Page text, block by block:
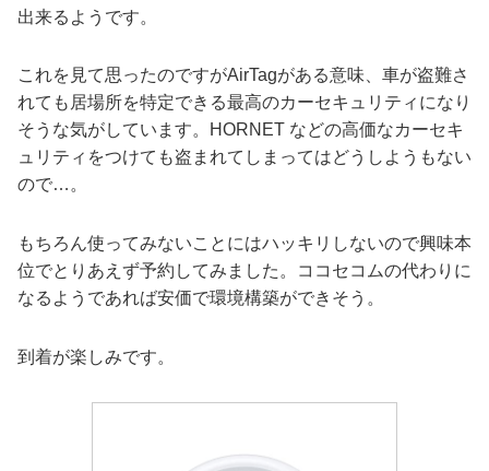
出来るようです。
これを見て思ったのですがAirTagがある意味、車が盗難さ
れても居場所を特定できる最高のカーセキュリティになり
そうな気がしています。HORNET などの高価なカーセキ
ュリティをつけても盗まれてしまってはどうしようもない
ので…。
もちろん使ってみないことにはハッキリしないので興味本
位でとりあえず予約してみました。ココセコムの代わりに
なるようであれば安価で環境構築ができそう。
到着が楽しみです。